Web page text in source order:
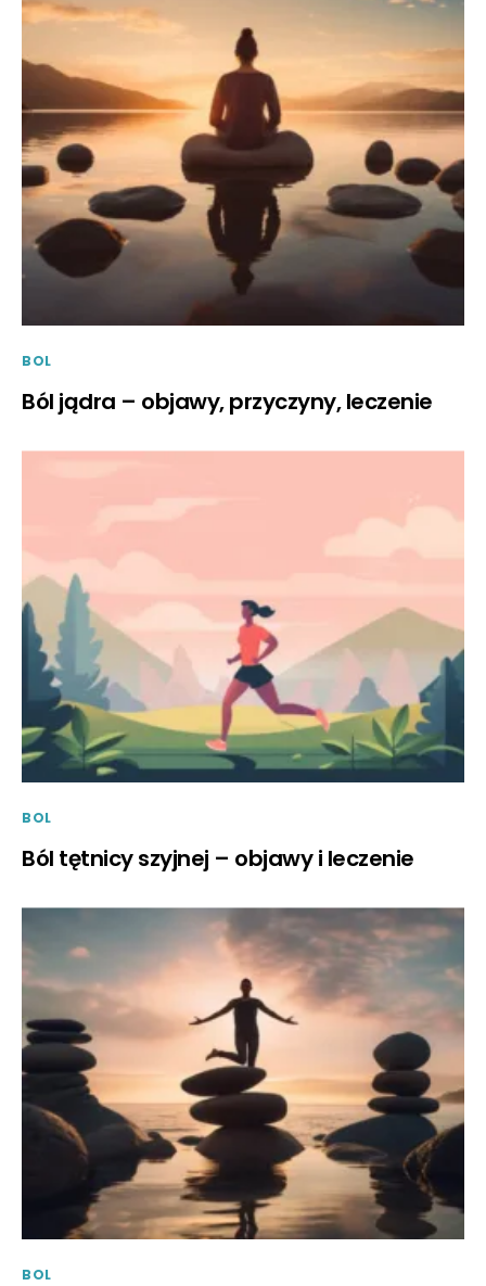
BOL
Ból jądra – objawy, przyczyny, leczenie
BOL
Ból tętnicy szyjnej – objawy i leczenie
BOL